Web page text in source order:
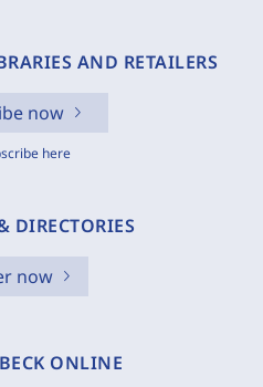
AND RETAILERS
now
here
DIRECTORIES
now
ONLINE